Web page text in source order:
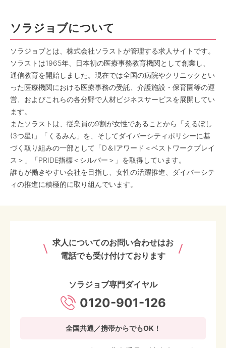
ソラジョブについて
ソラジョブとは、株式会社ソラストが管理する求人サイトです。
ソラストは1965年、日本初の医療事務教育機関として創業し、
通信教育を開始しました。現在では全国の病院やクリニックとい
った医療機関における医療事務の受託、介護施設・保育園等の運
営、およびこれらの各分野で人材ビジネスサービスを展開してい
ます。
またソラストは、従業員の9割が女性であることから「えるぼし
(3つ星)」「くるみん」を、そしてダイバーシティポリシーに基
づく取り組みの一部として「D＆Iアワード＜ベストワークプレイ
ス＞」「PRIDE指標＜シルバー＞」を取得しています。
誰もが働きやすい会社を目指し、女性の活躍推進、ダイバーシテ
ィの推進に積極的に取り組んでいます。
求人についてのお問い合わせはお
電話でも受け付けております
ソラジョブ専門ダイヤル
0120-901-126
全国共通／携帯からでもOK！